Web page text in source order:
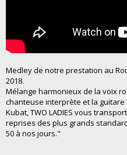
Medley de notre prestation au
2018.
Mélange harmonieux de la voix
chanteuse interprète et la
Kubat, TWO LADIES vous
reprises des plus grands
50 à nos jours."